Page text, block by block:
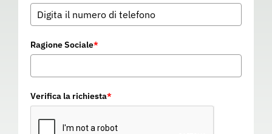
Ragione Sociale*
Verifica la richiesta*